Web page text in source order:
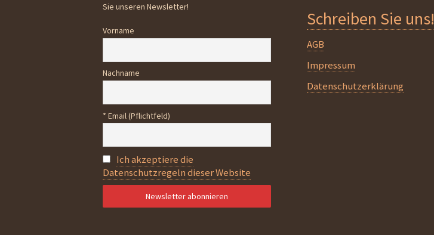
Sie unseren Newsletter!
Vorname
Nachname
* Email (Pflichtfeld)
Ich akzeptiere die
Datenschutzregeln dieser Website
Schreiben Sie uns!
AGB
Impressum
Datenschutzerklärung